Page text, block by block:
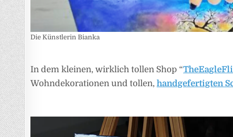
Die Künstlerin Bianka
In dem kleinen, wirklich tollen Shop “
Wohndekorationen und tollen,handgefertigten